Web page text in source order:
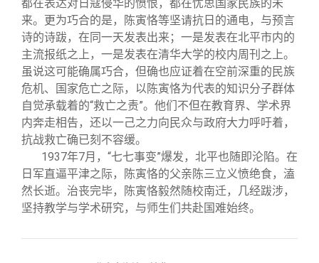
都在表达对日寇侵华的愤恨，都在忧思国家民族的未
来。更为巧合的是，陈寅恪等坚请抗日的通电，与预言
诗的诗跋，在同一天发表出来；一是发表在北平市内的
主流报纸之上，一是发表在清华大学的校内周刊之上。
虽说这可能确属巧合，但确也应证着在空前深重的民族
危机、国家危亡之际，以陈寅恪为代表的知识分子群体
自觉承载着的“救亡之责”。他们不但在教育界、学术界
内奔走相告，还以一己之力向民众与政府大力呼吁着，
抗战救亡确已刻不容缓。
1937年7月，“七七事变”爆发，北平也随即沦陷。在
日军直逼平津之际，陈寅恪的父亲陈三立义愤绝食，溘
然长逝。治丧完毕，陈寅恪毅然随校南迁，几经跋涉，
坚持教学与学术研究，与师生们共赴国难始终。